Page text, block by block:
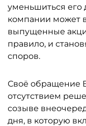
уменьшиться его
компании может
выпущенные
правило, и
споров.
Своё обращение
отсутствием
созыве
дня, в которую